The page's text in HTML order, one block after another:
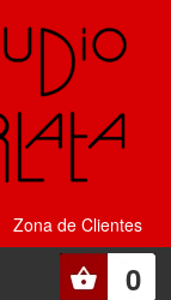
Zona de Clientes
0